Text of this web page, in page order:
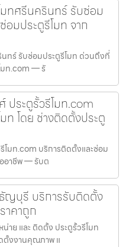
ทศรีนครินทร์ รับซ่อม
อมประตูรีโมท จาก
ทร์ รับซ่อมประตูรีโมท ด่วนถึงที่
มท.com — รั
ประตูรั้วรีโมท.com
ท โดย ช่างติดตั้งประตู
มท.com บริการติดตั้งและซ่อม
อาชีพ — รับต
ญบุรี บริการรับติดตั้ง
าคาถูก
าย และ ติดตั้ง ประตูรั้วรีโมท
ตั้งงานคุณภาพ แ